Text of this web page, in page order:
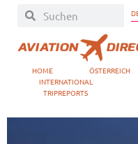
HOME ÖSTERREICH
INTERNATIONAL
TRIPREPORTS